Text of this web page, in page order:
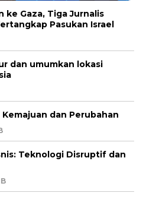
ke Gaza, Tiga Jurnalis
Pasukan Israel
dan umumkan lokasi
dan Perubahan
Teknologi Disruptif dan